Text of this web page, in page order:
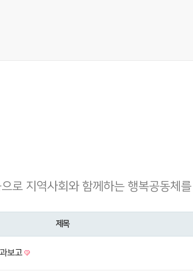
로 지역사회와 함께하는 행복공동체
제목
보고